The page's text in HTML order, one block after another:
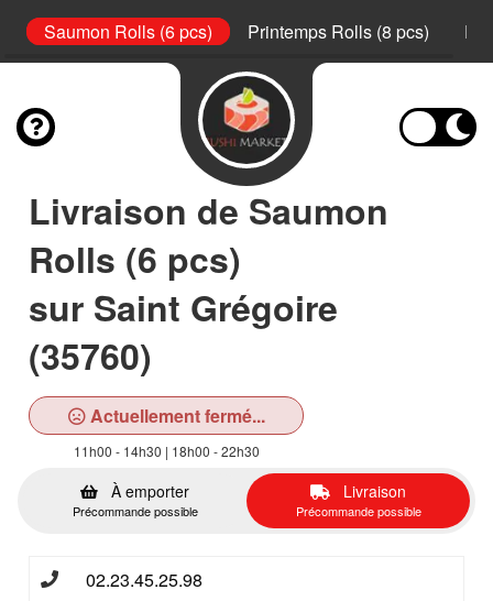
Saumon Rolls (6 pcs) Printemps Rolls (8 pcs)
Livraison de Saumon
Rolls (6 pcs)
sur Saint Grégoire
(35760)
Actuellement fermé...
11h00 - 14h30 | 18h00 - 22h30
À emporter
Précommande possible
Livraison
Précommande possible
02.23.45.25.98